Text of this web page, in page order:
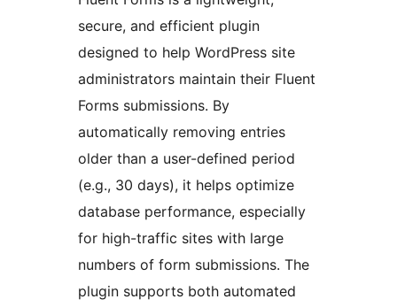
secure, and efficient plugin
designed to help WordPress site
administrators maintain their Fluent
Forms submissions. By
automatically removing entries
older than a user-defined period
(e.g., 30 days), it helps optimize
database performance, especially
for high-traffic sites with large
numbers of form submissions. The
plugin supports both automated